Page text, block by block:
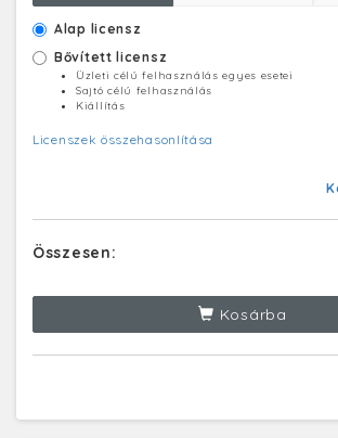
Alap licensz
Bővített licensz
Üzleti célú felhasználás egyes esetei
Sajtó célú felhasználás
Kiállítás
Licenszek összehasonlítása
Összesen:
Kosárba